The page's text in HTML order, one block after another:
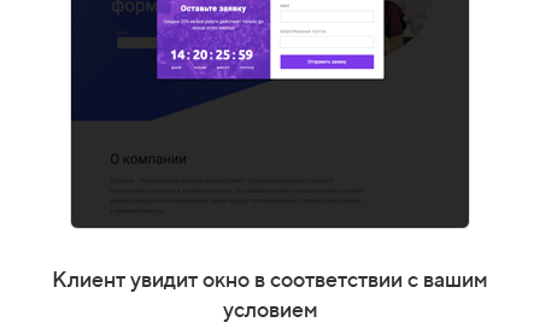
Клиент увидит окно в соответствии с вашим
условием